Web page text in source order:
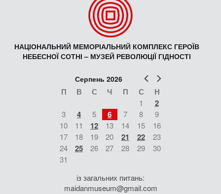
НАЦІОНАЛЬНИЙ МЕМОРІАЛЬНИЙ КОМПЛЕКС ГЕРОЇВ
НЕБЕСНОЇ СОТНІ – МУЗЕЙ РЕВОЛЮЦІЇ ГІДНОСТІ
Попер
Серпень 2026
П В С Ч П С Н
1 2
3 4 5 6 7 8
9
10
11 12 13 14 15
16
17
18 19 20 21 22
23
24
25 26 27 28 29
30
31
із загальних питань:
maidanmuseum@gmail.com